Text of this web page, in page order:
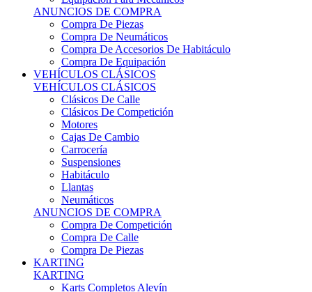
ANUNCIOS DE COMPRA
Compra De Piezas
Compra De Neumáticos
Compra De Accesorios De Habitáculo
Compra De Equipación
VEHÍCULOS CLÁSICOS
VEHÍCULOS CLÁSICOS
Clásicos De Calle
Clásicos De Competición
Motores
Cajas De Cambio
Carrocería
Suspensiones
Habitáculo
Llantas
Neumáticos
ANUNCIOS DE COMPRA
Compra De Competición
Compra De Calle
Compra De Piezas
KARTING
KARTING
Karts Completos Alevín